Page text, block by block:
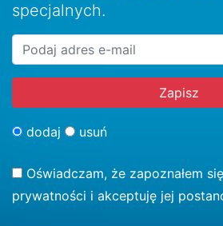
specjalnych.
dodaj usuń
Oświadczam, że zapoznałem
prywatności i akceptuję jej